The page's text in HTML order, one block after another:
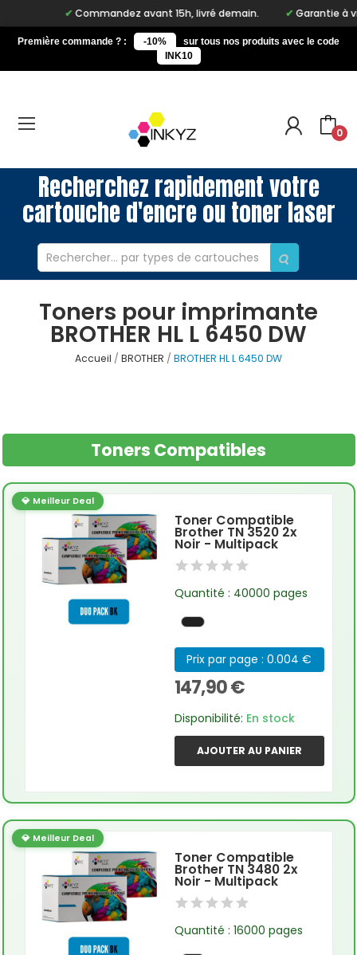
Commandez avant 15h, livré demain. Garantie à vie
Première commande ? : -10%
sur tous nos produits avec le code
INK10
0
Recherchez rapidement votre
cartouche d'encre ou toner laser
Toners pour imprimante
BROTHER HL L 6450 DW
Accueil BROTHER BROTHER HL L 6450 DW
Toners Compatibles
💎 Meilleur Deal
Toner Compatible
Brother TN 3520 2x
Noir - Multipack
Quantité : 40000 pages
Prix par page : 0.004 €
147,90 €
Disponibilité: En stock
AJOUTER AU PANIER
💎 Meilleur Deal
Toner Compatible
Brother TN 3480 2x
Noir - Multipack
Quantité : 16000 pages